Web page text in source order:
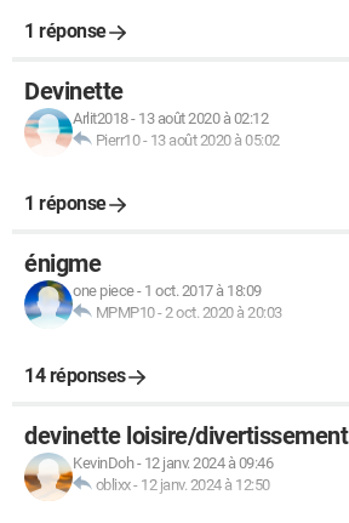
1 réponse
Devinette
Arlit2018- 13 août 2020 à 02:12
Pierr10- 13 août 2020 à 05:02
1 réponse
énigme
one piece- 1 oct. 2017 à 18:09
MPMP10-2 oct. 2020 à 20:03
14 réponses
devinette loisire/divertissement
KevinDoh- 12 janv. 2024 à 09:46
oblixx- 12 janv. 2024 à 12:50